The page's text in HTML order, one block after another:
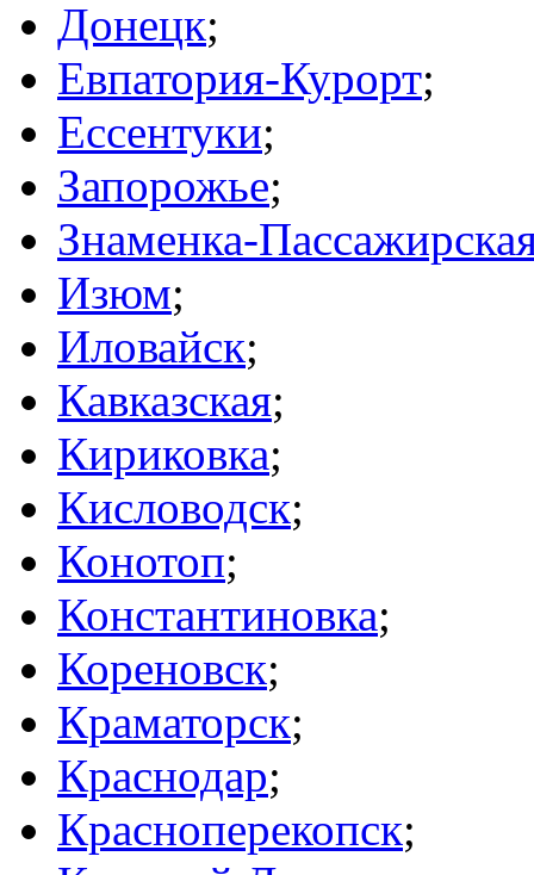
Донецк;
Евпатория-Курорт;
Ессентуки;
Запорожье;
Знаменка-
Изюм;
Иловайск;
Кавказская;
Кириковка;
Кисловодск;
Конотоп;
Константиновка;
Кореновск;
Краматорск;
Краснодар;
Красноперекопск;